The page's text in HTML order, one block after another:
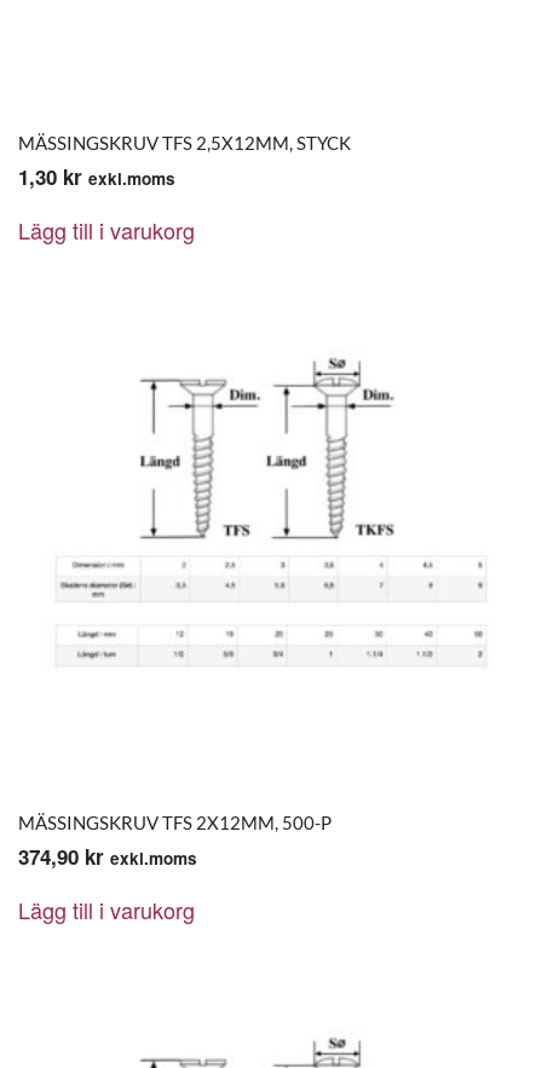
MÄSSINGSKRUV TFS 2,5X12MM, STYCK
1,30 kr exkl.moms
Lägg till i varukorg
MÄSSINGSKRUV TFS 2X12MM, 500-P
374,90 kr exkl.moms
Lägg till i varukorg